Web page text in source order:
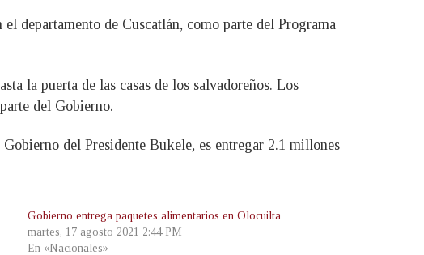
departamento de Cuscatlán, como parte del Programa
la puerta de las casas de los salvadoreños. Los
del Gobierno.
del Presidente Bukele, es entregar 2.1 millones
Gobierno entrega paquetes alimentarios en Olocuilta
martes, 17 agosto 2021 2:44 PM
En «Nacionales»